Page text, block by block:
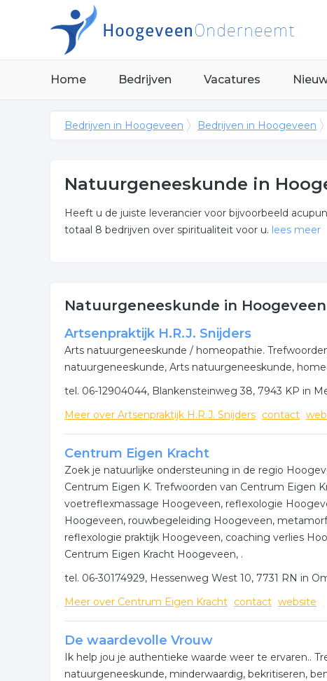
Home Bedrijven Vacatures
Bedrijven in Hoogeveen Bedrijven in Hoogeveen
Natuurgeneeskunde in
Heeft u de juiste leverancier voor bijvoorbeeld
totaal 8 bedrijven over spiritualiteit voor u. lees meer
categorie spiritualiteit.
Wilt u meer weten over reiki in uw plaats? Klik op
of hoe u contact kunt opnemen welke
Meer bedrijven in Hoogeveen
bedrijven rubriek:
acupunctuur spiritualiteit
alternatieve geneeskunde
.
Natuurgeneeskunde in Hoogeveen
Artsenpraktijk H.R.J. Snijders
Arts natuurgeneeskunde / homeopathie.
natuurgeneeskunde, Arts natuurgeneeskunde,
tel. 06-12904044, Blankensteinweg 38, 7943 KP in
Meer over Artsenpraktijk H.R.J. Snijders contact
Centrum Eigen Kracht
Zoek je natuurlijke ondersteuning in de regio
Centrum Eigen K. Trefwoorden van Centrum Eigen
voetreflexmassage Hoogeveen, reflexologie
Hoogeveen, rouwbegeleiding Hoogeveen,
reflexologie praktijk Hoogeveen, coaching verlies
Centrum Eigen Kracht Hoogeveen, .
tel. 06-30174929, Hessenweg West 10, 7731 RN in
Meer over Centrum Eigen Kracht contact website
De waardevolle Vrouw
Ik help jou je authentieke waarde weer te ervaren..
natuurgeneeskunde, minderwaardig, bekritiseren,